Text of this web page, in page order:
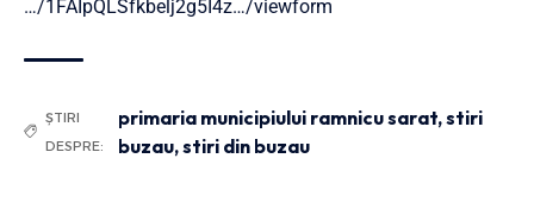
…/1FAIpQLSfkbelj2g5I4z…/viewform
ȘTIRI
DESPRE:
primaria municipiului ramnicu sarat,stiri
buzau,stiri din buzau